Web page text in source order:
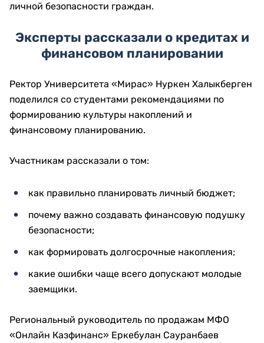
личной безопасности граждан.
Эксперты рассказали о кредитах и
финансовом планировании
Ректор Университета «Мирас» Нуркен Халыкберген
поделился со студентами рекомендациями по
формированию культуры накоплений и
финансовому планированию.
Участникам рассказали о том:
как правильно планировать личный бюджет;
почему важно создавать финансовую подушку
безопасности;
как формировать долгосрочные накопления;
какие ошибки чаще всего допускают молодые
заемщики.
Региональный руководитель по продажам МФО
«Онлайн Казфинанс» Еркебулан Сауранбаев